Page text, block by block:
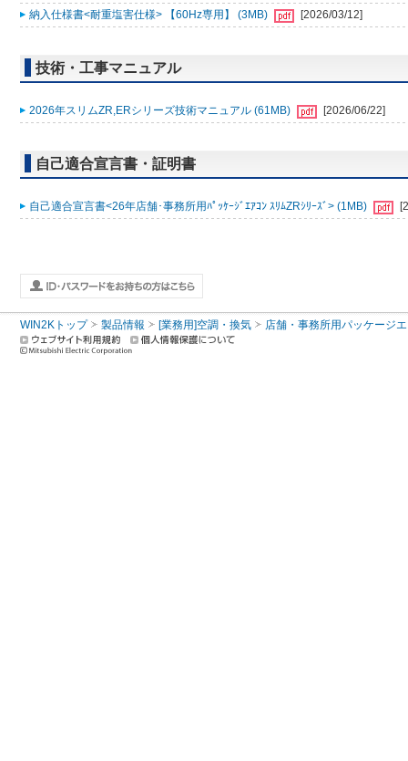
納入仕様書<耐重塩害仕様> 【60Hz専用】 (3MB)
[2026/03/12]
技術・工事マニュアル
2026年スリムZR,ERシリーズ技術マニュアル (61MB) [2026/06/22]
自己適合宣言書・証明書
自己適合宣言書<26年店舗･事務所用ﾊﾟｯｹｰｼﾞｴｱｺﾝ ｽﾘﾑZRｼﾘｰｽﾞ> (1MB)
WIN2Kトップ 製品情報 [業務用]空調・換気 店舗・事務所用パッケージ